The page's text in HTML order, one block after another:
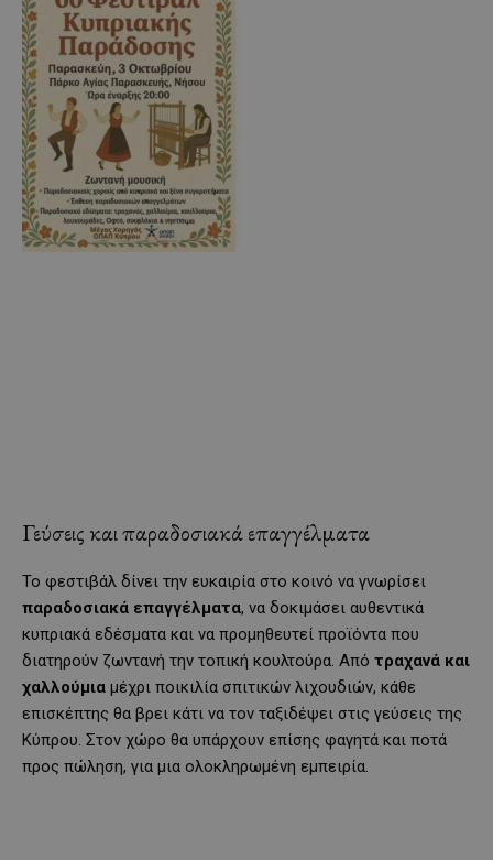
Γεύσεις και παραδοσιακά επαγγέλματα
Το φεστιβάλ δίνει την ευκαιρία στο κοινό να γνωρίσει
παραδοσιακά επαγγέλματα, να δοκιμάσει αυθεντικά
κυπριακά εδέσματα και να προμηθευτεί προϊόντα που
διατηρούν ζωντανή την τοπική κουλτούρα. Από τραχανά και
χαλλούμια μέχρι ποικιλία σπιτικών λιχουδιών, κάθε
επισκέπτης θα βρει κάτι να τον ταξιδέψει στις γεύσεις της
Κύπρου. Στον χώρο θα υπάρχουν επίσης φαγητά και ποτά
προς πώληση, για μια ολοκληρωμένη εμπειρία.